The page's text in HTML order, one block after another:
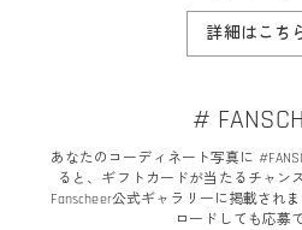
詳細はこち
#
あなたのコーディネート写真に
ると、ギフトカードが当たるチャン
Fanscheer公式ギャラリーに掲載され
ロードしても応募